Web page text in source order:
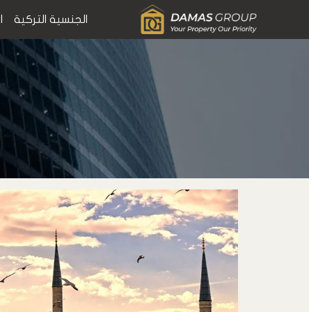
الجنسية التركية